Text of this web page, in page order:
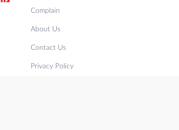
Complain
About Us
Contact Us
Privacy Policy